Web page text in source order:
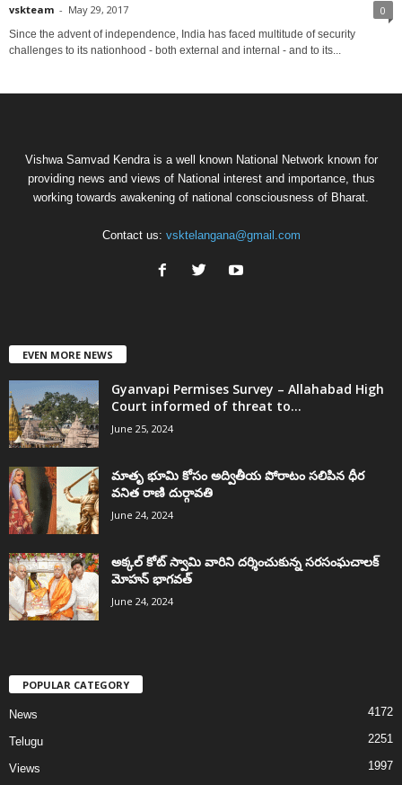
vskteam - May 29, 2017 0
Since the advent of independence, India has faced multitude of security
challenges to its nationhood - both external and internal - and to its...
Vishwa Samvad Kendra is a well known National Network known for
providing news and views of National interest and importance, thus
working towards awakening of national consciousness of Bharat.
Contact us: vsktelangana@gmail.com
EVEN MORE NEWS
Gyanvapi Permises Survey – Allahabad High
Court informed of threat to...
June 25, 2024
మాతృ భూమి కోసం అద్వితీయ పోరాటం సలిపిన ధీర
వనిత రాణి దుర్గావతి
June 24, 2024
అక్కల్‌ కోట్‌ స్వామి వారిని దర్శించుకున్న సరసంఘచాలక్
మోహన్ భాగవత్
June 24, 2024
POPULAR CATEGORY
News 4172
Telugu 2251
Views 1997